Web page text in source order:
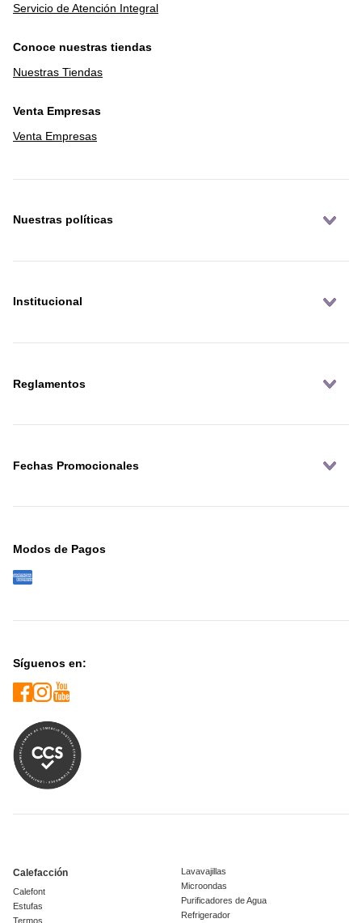
Servicio de Atención Integral
Conoce nuestras tiendas
Nuestras Tiendas
Venta Empresas
Venta Empresas
Nuestras políticas
Institucional
Reglamentos
Fechas Promocionales
Modos de Pagos
Síguenos en:
Calefacción
Calefont
Estufas
Termos
Lavavajillas
Microondas
Purificadores de Agua
Refrigerador